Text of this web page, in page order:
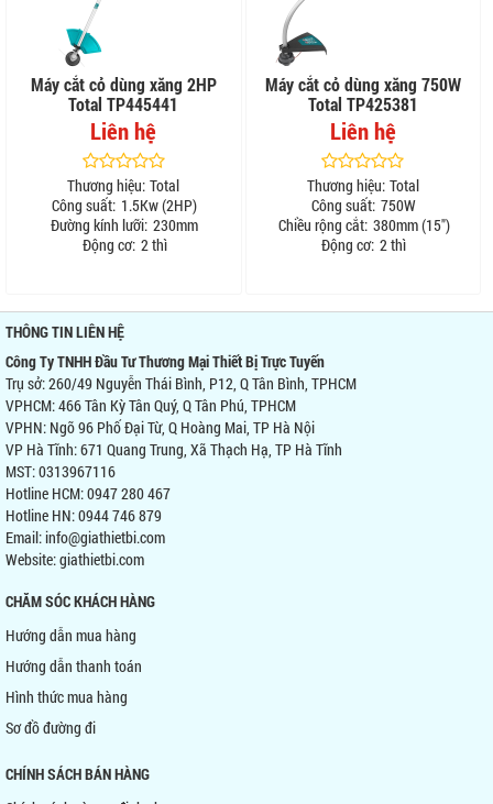
Máy cắt cỏ dùng xăng 2HP
Total TP445441
Liên hệ
Thương hiệu: Total
Công suất: 1.5Kw (2HP)
Đường kính lưỡi: 230mm
Động cơ: 2 thì
Máy cắt cỏ dùng xăng 750W
Total TP425381
Liên hệ
Thương hiệu: Total
Công suất: 750W
Chiều rộng cắt: 380mm (15")
Động cơ: 2 thì
THÔNG TIN LIÊN HỆ
Công Ty TNHH Đầu Tư Thương Mại Thiết Bị Trực Tuyến
Trụ sở: 260/49 Nguyễn Thái Bình, P12, Q Tân Bình, TPHCM
VPHCM: 466 Tân Kỳ Tân Quý, Q Tân Phú, TPHCM
VPHN: Ngõ 96 Phố Đại Từ, Q Hoàng Mai, TP Hà Nội
VP Hà Tĩnh: 671 Quang Trung, Xã Thạch Hạ, TP Hà Tĩnh
MST: 0313967116
Hotline HCM: 0947 280 467
Hotline HN: 0944 746 879
Email: info@giathietbi.com
Website:giathietbi.com
CHĂM SÓC KHÁCH HÀNG
Hướng dẫn mua hàng
Hướng dẫn thanh toán
Hình thức mua hàng
Sơ đồ đường đi
CHÍNH SÁCH BÁN HÀNG